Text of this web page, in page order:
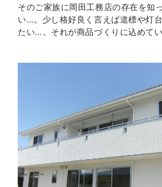
そのご家族に岡田工務店の存在を知
い…。少し格好良く言えば道標や灯
たい…。それが商品づくりに込めてい